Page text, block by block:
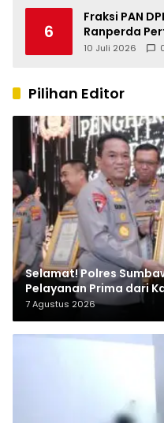
6
Fraksi PAN
Ranperda
2025, Soroti
10 Juli 2026
Pilihan Editor
Selamat! Polres
Pelayanan Prima dari
7 Agustus 2026